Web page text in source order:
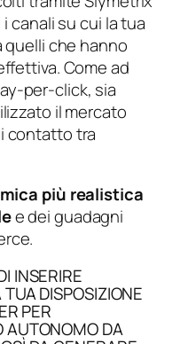
canali su cui la tua
che hanno
Come ad
per-click, sia
il mercato
contatto tra
più realistica
e dei guadagni
INSERIRE
DISPOSIZIONE
PER
AUTONOMO DA